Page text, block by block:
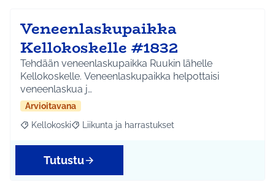
Veneenlaskupaikka
Kellokoskelle #1832
Tehdään veneenlaskupaikka Ruukin lähelle
Kellokoskelle. Veneenlaskupaikka helpottaisi
veneenlaskua j…
Arvioitavana
Rajaa tulokset aihepiirin mukaan: Kellokoski
Kellokoski Rajaa tulokset teeman mukaan: Liikunta ja
Liikunta ja harrastukset
Tutustu